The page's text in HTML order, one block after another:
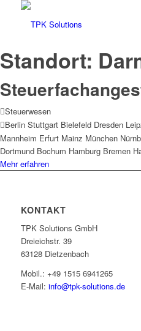
Standort:
Steuerwesen
Berlin Stuttgart Bielefeld Dresden
Mannheim Erfurt Mainz München
Dortmund Bochum Hamburg Bremen
Mehr erfahren
KONTAKT
TPK Solutions GmbH
Dreieichstr. 39
63128 Dietzenbach
Mobil.: +49 1515 6941265
E-Mail: info@tpk-solutions.de